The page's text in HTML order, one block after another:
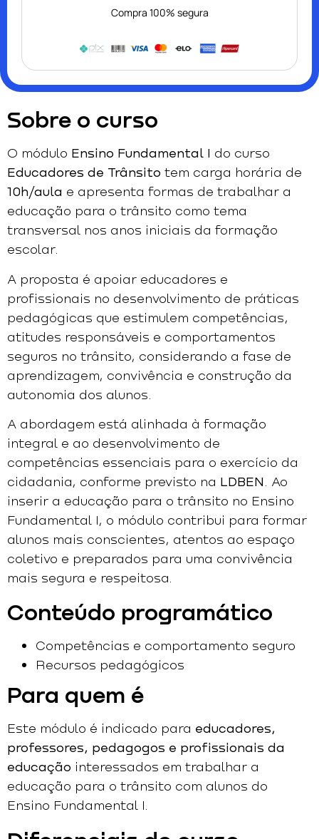
Compra 100% segura
Sobre o curso
O módulo Ensino Fundamental I do curso
Educadores de Trânsito tem carga horária de
10h/aula e apresenta formas de trabalhar a
educação para o trânsito como tema
transversal nos anos iniciais da formação
escolar.
A proposta é apoiar educadores e
profissionais no desenvolvimento de práticas
pedagógicas que estimulem competências,
atitudes responsáveis e comportamentos
seguros no trânsito, considerando a fase de
aprendizagem, convivência e construção da
autonomia dos alunos.
A abordagem está alinhada à formação
integral e ao desenvolvimento de
competências essenciais para o exercício da
cidadania, conforme previsto na LDBEN . Ao
inserir a educação para o trânsito no Ensino
Fundamental I, o módulo contribui para formar
alunos mais conscientes, atentos ao espaço
coletivo e preparados para uma convivência
mais segura e respeitosa.
Conteúdo programático
Competências e comportamento seguro
Recursos pedagógicos
Para quem é
Este módulo é indicado para educadores,
professores, pedagogos e profissionais da
educação interessados em trabalhar a
educação para o trânsito com alunos do
Ensino Fundamental I.